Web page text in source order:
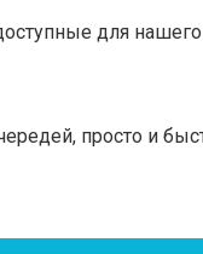
для нашего
просто и